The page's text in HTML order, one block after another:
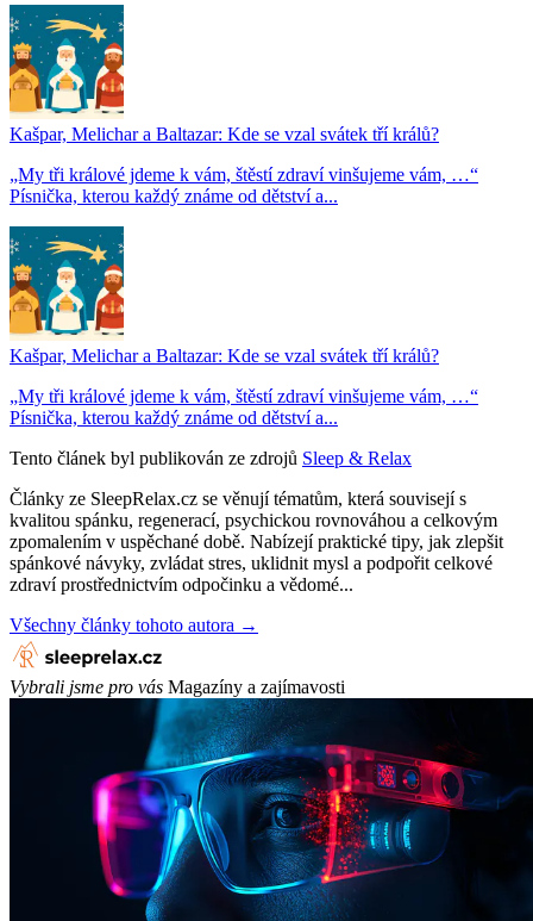
Kašpar, Melichar a Baltazar: Kde se vzal svátek tří králů?
„My tři králové jdeme k vám, štěstí zdraví vinšujeme vám, …“
Písnička, kterou každý známe od dětství a...
Kašpar, Melichar a Baltazar: Kde se vzal svátek tří králů?
„My tři králové jdeme k vám, štěstí zdraví vinšujeme vám, …“
Písnička, kterou každý známe od dětství a...
Tento článek byl publikován ze zdrojů Sleep & Relax
Články ze SleepRelax.cz se věnují tématům, která souvisejí s
kvalitou spánku, regenerací, psychickou rovnováhou a celkovým
zpomalením v uspěchané době. Nabízejí praktické tipy, jak zlepšit
spánkové návyky, zvládat stres, uklidnit mysl a podpořit celkové
zdraví prostřednictvím odpočinku a vědomé...
Všechny články tohoto autora →
Vybrali jsme pro vás Magazíny a zajímavosti